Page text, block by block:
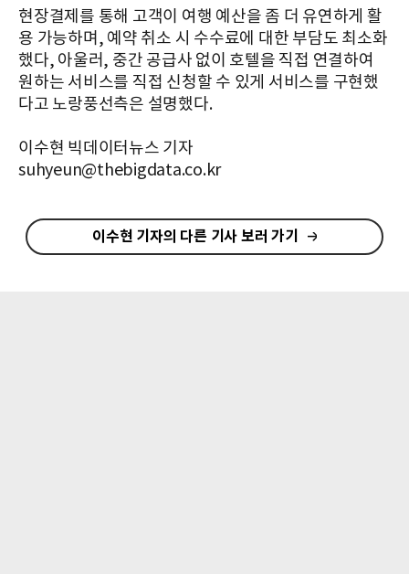
현장결제를 통해 고객이 여행 예산을 좀 더 유연하게 활
용 가능하며, 예약 취소 시 수수료에 대한 부담도 최소화
했다, 아울러, 중간 공급사 없이 호텔을 직접 연결하여
원하는 서비스를 직접 신청할 수 있게 서비스를 구현했
다고 노랑풍선측은 설명했다.
이수현 빅데이터뉴스 기자
suhyeun@thebigdata.co.kr
이수현 기자의 다른 기사 보러 가기